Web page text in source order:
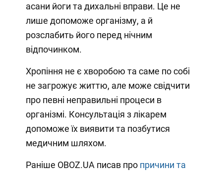
асани йоги та дихальні вправи. Це не
лише допоможе організму, а й
розслабить його перед нічним
відпочинком.
Хропіння не є хворобою та саме по собі
не загрожує життю, але може свідчити
про певні неправильні процеси в
організмі. Консультація з лікарем
допоможе їх виявити та позбутися
медичним шляхом.
Раніше OBOZ.UA писав про причини та